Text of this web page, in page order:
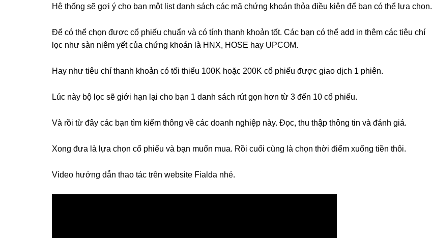
Hệ thống sẽ gợi ý cho bạn một list danh sách các mã chứng khoán thỏa điều kiện để bạn có thể lựa chọn.
Để có thể chọn được cổ phiếu chuẩn và có tính thanh khoản tốt. Các bạn có thể add in thêm các tiêu chí
lọc như sàn niêm yết của chứng khoán là HNX, HOSE hay UPCOM.
Hay như tiêu chí thanh khoản có tối thiểu 100K hoặc 200K cổ phiếu được giao dịch 1 phiên.
Lúc này bộ lọc sẽ giới hạn lại cho bạn 1 danh sách rút gọn hơn từ 3 đến 10 cổ phiếu.
Và rồi từ đây các bạn tìm kiếm thông về các doanh nghiệp này. Đọc, thu thập thông tin và đánh giá.
Xong đưa là lựa chọn cổ phiếu và bạn muốn mua. Rồi cuối cùng là chọn thời điểm xuống tiền thôi.
Video hướng dẫn thao tác trên website Fialda nhé.